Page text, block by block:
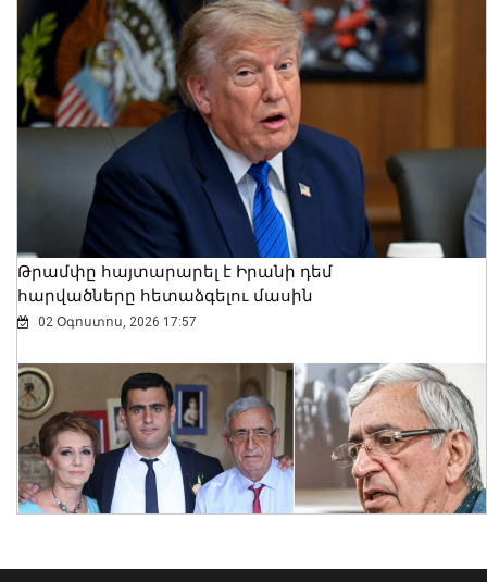
Ղազախստանի վարչապետը
շնորհավորել է Նիկոլ Փաշինյանին
07 Օգոստոս, 2026 11:13
Կասեցվել է «Սևան-Անուշ»
գազավորված ըմպելիքների
07 Օգոստոս, 2026 11:11
Թրամփը հայտարարել է Իրանի դեմ
հարվածները հետաձգելու մասին
02 Օգոստոս, 2026 17:57